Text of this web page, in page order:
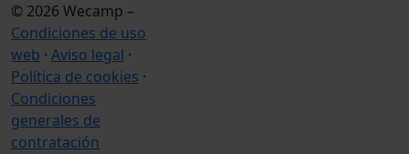
© 2026 Wecamp –
Condiciones de uso
web · Aviso legal ·
Política de cookies ·
Condiciones
generales de
contratación